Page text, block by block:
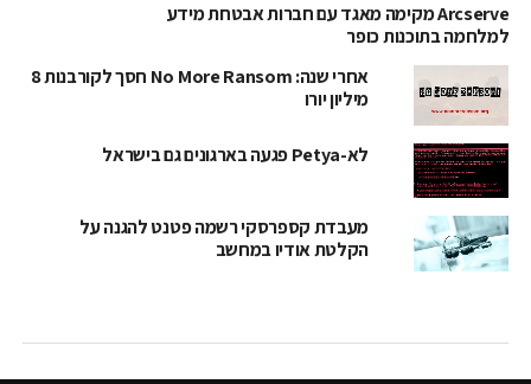
Arcserve מקימה מאגד עם חברות אבטחת מידע
למלחמה בתוכנות כופר
אחרי שנה: No More Ransom חסך לקורבנות 8
מיליון יורו
לא-Petya פגעה בארגונים גם בישראל
מעבדת קספרסקי רשמה פטנט להגנה על
הקלטת אודיו במחשב